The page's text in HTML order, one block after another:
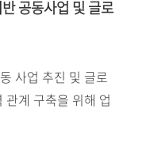
공동사업 및 글로
사업 추진 및 글로
관계 구축을 위해 업